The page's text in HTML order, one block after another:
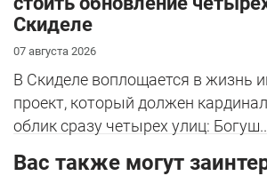
Скиделе
07 августа 2026
В Скиделе воплощается в жизнь
проект, который должен
облик сразу четырех улиц:
Вас также могут